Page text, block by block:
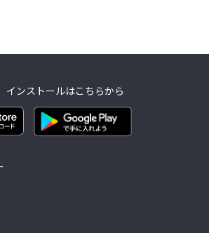
インストールはこちらから